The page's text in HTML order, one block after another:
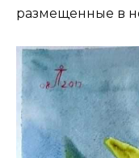
размещенные в